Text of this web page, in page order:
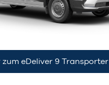
zum eDeliver 9 Transporter